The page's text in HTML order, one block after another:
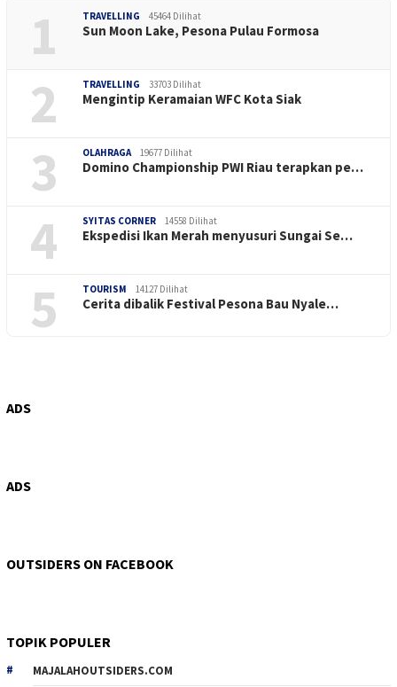
1 TRAVELLING 45464 Dilihat
Sun Moon Lake, Pesona Pulau Formosa
2 TRAVELLING 33703 Dilihat
Mengintip Keramaian WFC Kota Siak
3 OLAHRAGA 19677 Dilihat
Domino Championship PWI Riau terapkan pe…
4 SYITAS CORNER 14558 Dilihat
Ekspedisi Ikan Merah menyusuri Sungai Se…
5 TOURISM 14127 Dilihat
Cerita dibalik Festival Pesona Bau Nyale…
ADS
ADS
OUTSIDERS ON FACEBOOK
TOPIK POPULER
MAJALAHOUTSIDERS.COM